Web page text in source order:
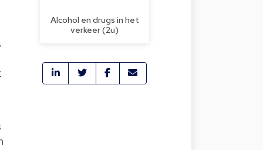
Alcohol en drugs in het
verkeer (2u)